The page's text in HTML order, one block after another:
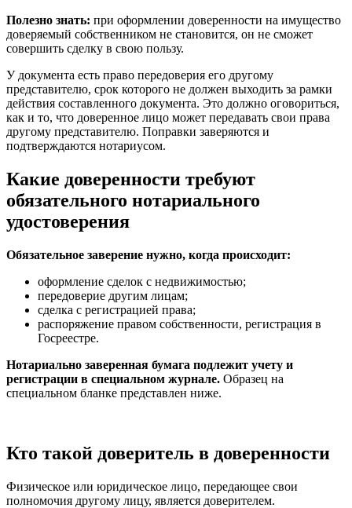
Полезно знать: при оформлении доверенности на имущество
доверяемый собственником не становится, он не сможет
совершить сделку в свою пользу.
У документа есть право передоверия его другому
представителю, срок которого не должен выходить за рамки
действия составленного документа. Это должно оговориться,
как и то, что доверенное лицо может передавать свои права
другому представителю. Поправки заверяются и
подтверждаются нотариусом.
Какие доверенности требуют
обязательного нотариального
удостоверения
Обязательное заверение нужно, когда происходит:
оформление сделок с недвижимостью;
передоверие другим лицам;
сделка с регистрацией права;
распоряжение правом собственности, регистрация в
Госреестре.
Нотариально заверенная бумага подлежит учету и
регистрации в специальном журнале. Образец на
специальном бланке представлен ниже.
Кто такой доверитель в доверенности
Физическое или юридическое лицо, передающее свои
полномочия другому лицу, является доверителем.